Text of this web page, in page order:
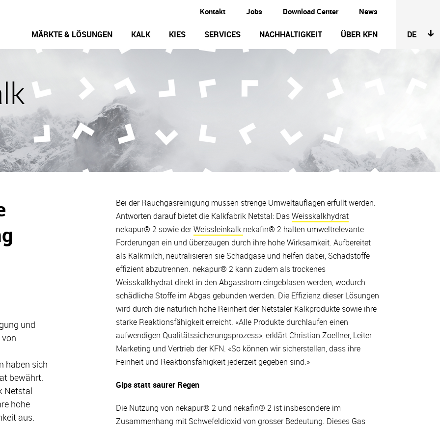
Kontakt Jobs Download Center News
MÄRKTE & LÖSUNGEN KALK KIES SERVICES NACHHALTIGKEIT ÜBER KFN DE
und
haben sich
bewährt.
Netstal
hohe
aus.
Bei der Rauchgasreinigung müssen strenge Umweltauflagen erfüllt werden.
Antworten darauf bietet die Kalkfabrik Netstal: DasWeisskalkhydrat
nekapur® 2 sowie derWeissfeinkalk nekafin® 2 halten umweltrelevante
Forderungen ein und überzeugen durch ihre hohe Wirksamkeit. Aufbereitet
als Kalkmilch, neutralisieren sie Schadgase und helfen dabei, Schadstoffe
effizient abzutrennen. nekapur® 2 kann zudem als trockenes
Weisskalkhydrat direkt in den Abgasstrom eingeblasen werden, wodurch
schädliche Stoffe im Abgas gebunden werden. Die Effizienz dieser Lösungen
wird durch die natürlich hohe Reinheit der Netstaler Kalkprodukte sowie ihre
starke Reaktionsfähigkeit erreicht. «Alle Produkte durchlaufen einen
aufwendigen Qualitätssicherungsprozess», erklärt Christian Zoellner, Leiter
Marketing und Vertrieb der KFN. «So können wir sicherstellen, dass ihre
Feinheit und Reaktionsfähigkeit jederzeit gegeben sind.»
Gips statt saurer Regen
Die Nutzung von nekapur® 2 und nekafin® 2 ist insbesondere im
Zusammenhang mit Schwefeldioxid von grosser Bedeutung. Dieses Gas